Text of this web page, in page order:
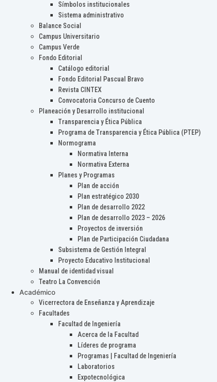
Símbolos institucionales
Sistema administrativo
Balance Social
Campus Universitario
Campus Verde
Fondo Editorial
Catálogo editorial
Fondo Editorial Pascual Bravo
Revista CINTEX
Convocatoria Concurso de Cuento
Planeación y Desarrollo institucional
Transparencia y Ética Pública
Programa de Transparencia y Ética Pública (PTEP)
Normograma
Normativa Interna
Normativa Externa
Planes y Programas
Plan de acción
Plan estratégico 2030
Plan de desarrollo 2022
Plan de desarrollo 2023 – 2026
Proyectos de inversión
Plan de Participación Ciudadana
Subsistema de Gestión Integral
Proyecto Educativo Institucional
Manual de identidad visual
Teatro La Convención
Académico
Vicerrectora de Enseñanza y Aprendizaje
Facultades
Facultad de Ingeniería
Acerca de la Facultad
Líderes de programa
Programas | Facultad de Ingeniería
Laboratorios
Expotecnológica